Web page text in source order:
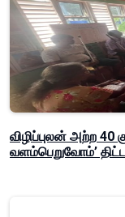
விழிப்புலன் அற்ற 40
வளம்பெறுவோம்’